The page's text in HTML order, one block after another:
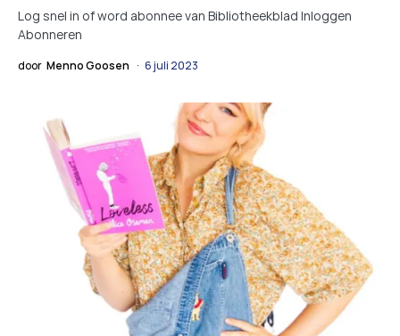
Log snel in of word abonnee van Bibliotheekblad Inloggen
Abonneren
door Menno Goosen 6 juli 2023